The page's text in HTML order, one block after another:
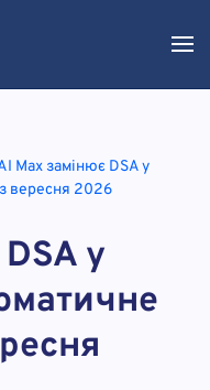
Max замінює DSA у
вересня 2026
у